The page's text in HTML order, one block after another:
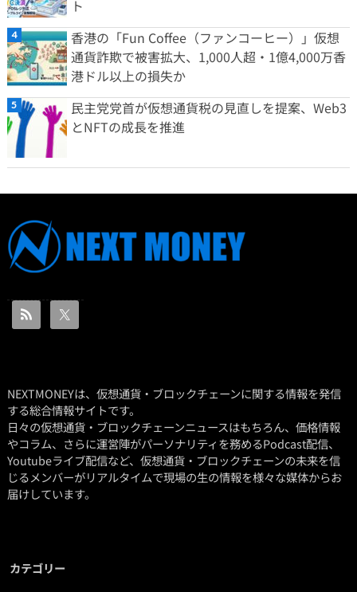
ト
香港の「Fun Coffee（ファンコーヒー）」仮想
通貨詐欺で被害拡大、1,000人超・1億4,000万香
港ドル以上の損失か
民主党党首が仮想通貨税の見直しを提案、Web3
とNFTの成長を推進
NEXTMONEYは、仮想通貨・ブロックチェーンに関する情報を発信
する総合情報サイトです。
日々の仮想通貨・ブロックチェーンニュースはもちろん、価格情報
やコラム、さらに運営陣がパーソナリティを務めるPodcast配信、
Youtubeライブ配信など、仮想通貨・ブロックチェーンの未来を信
じるメンバーがリアルタイムで現場の生の情報を様々な媒体からお
届けしています。
カテゴリー